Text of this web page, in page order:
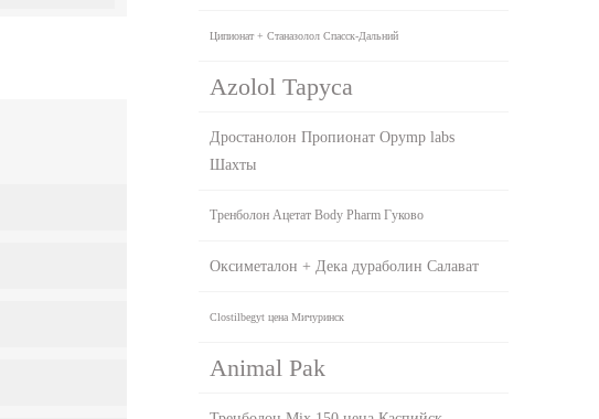
Ципионат + Станазолол Спасск-Дальний
Azolol Таруса
Дростанолон Пропионат Opymp labs
Шахты
Тренболон Ацетат Body Pharm Гуково
Оксиметалон + Дека дураболин Салават
Clostilbegyt цена Мичуринск
Animal Pak